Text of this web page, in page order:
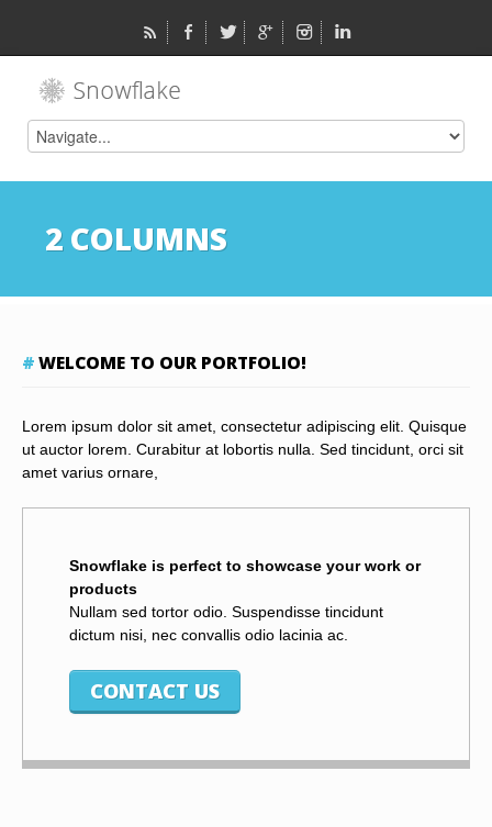
2 COLUMNS
WELCOME TO OUR PORTFOLIO!
Lorem ipsum dolor sit amet, consectetur adipiscing elit. Quisque
ut auctor lorem. Curabitur at lobortis nulla. Sed tincidunt, orci sit
amet varius ornare,
Snowflake is perfect to showcase your work or
products
Nullam sed tortor odio. Suspendisse tincidunt
dictum nisi, nec convallis odio lacinia ac.
CONTACT US